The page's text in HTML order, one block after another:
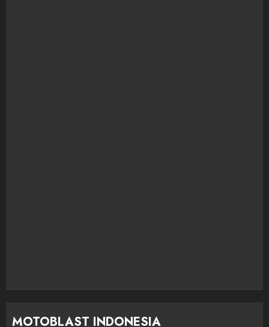
MOTOBLAST INDONESIA